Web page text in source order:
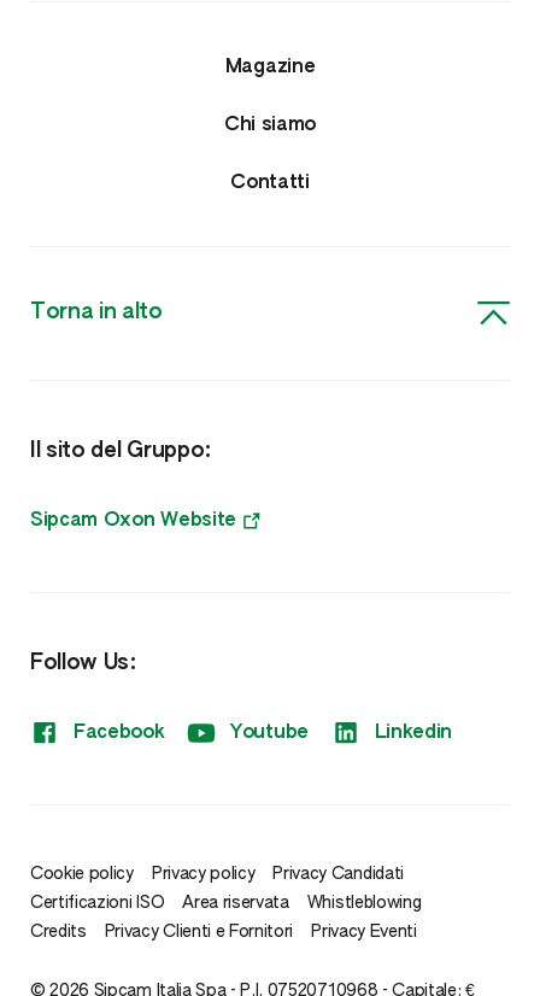
Agrofarmaci
Insetticidi e Nematocidi
Acaricidi e Lumachicidi
Microgranuli Starter
Meso e Microelementi
Magazine
Chi siamo
Contatti
Torna in alto
Il sito del Gruppo:
Sipcam Oxon Website
Follow Us:
Facebook Youtube Linkedin
© 2026 Sipcam Italia Spa - P.I. 07520710968 - Capitale: €
Cookie policy Privacy policy
Privacy Candidati
Certificazioni ISO
Area riservata
Whistleblowing
Credits
Privacy Clienti e Fornitori Privacy Eventi